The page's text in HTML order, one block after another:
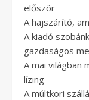
először
A hajszárító,
A kiadó
gazdaságos
A mai világban
lízing
A múltkori